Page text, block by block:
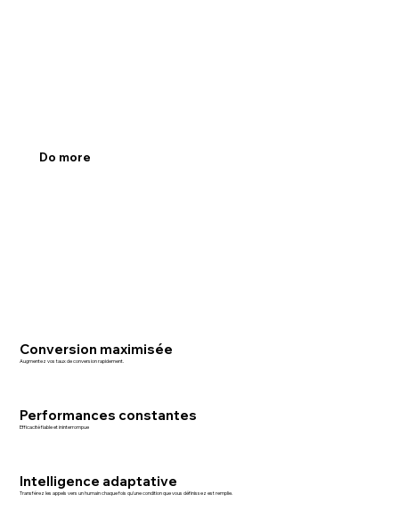
Do more
Conversion maximisée
Augmentez vos taux de conversion rapidement.
Performances constantes
Efficacité fiable et ininterrompue
Intelligence adaptative
Transférez les appels vers un humain chaque fois qu'une condition que vous définissez est remplie.